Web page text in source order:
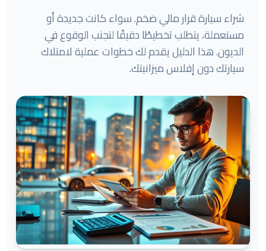
شراء سيارة قرار مالي ضخم. سواء كانت جديدة أو
مستعملة، يتطلب تخطيطًا دقيقًا لتجنب الوقوع في
الديون. هذا الدليل يقدم لك خطوات عملية لامتلاك
سيارتك دون إفلاس ميزانيتك.